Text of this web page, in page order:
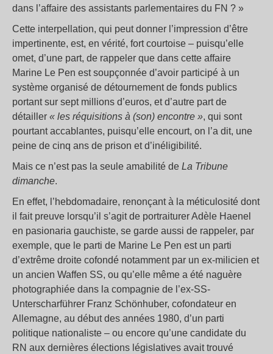
dans l’affaire des assistants parlementaires du FN ? »
Cette interpellation, qui peut donner l’impression d’être
impertinente, est, en vérité, fort courtoise – puisqu’elle
omet, d’une part, de rappeler que dans cette affaire
Marine Le Pen est soupçonnée d’avoir participé à un
système organisé de détournement de fonds publics
portant sur sept millions d’euros, et d’autre part de
détailler « les réquisitions à (son) encontre », qui sont
pourtant accablantes, puisqu’elle encourt, on l’a dit, une
peine de cinq ans de prison et d’inéligibilité.
Mais ce n’est pas la seule amabilité de La Tribune
dimanche.
En effet, l’hebdomadaire, renonçant à la méticulosité dont
il fait preuve lorsqu’il s’agit de portraiturer Adèle Haenel
en pasionaria gauchiste, se garde aussi de rappeler, par
exemple, que le parti de Marine Le Pen est un parti
d’extrême droite cofondé notamment par un ex-milicien et
un ancien Waffen SS, ou qu’elle même a été naguère
photographiée dans la compagnie de l’ex-SS-
Unterscharführer Franz Schönhuber, cofondateur en
Allemagne, au début des années 1980, d’un parti
politique nationaliste – ou encore qu’une candidate du
RN aux dernières élections législatives avait trouvé